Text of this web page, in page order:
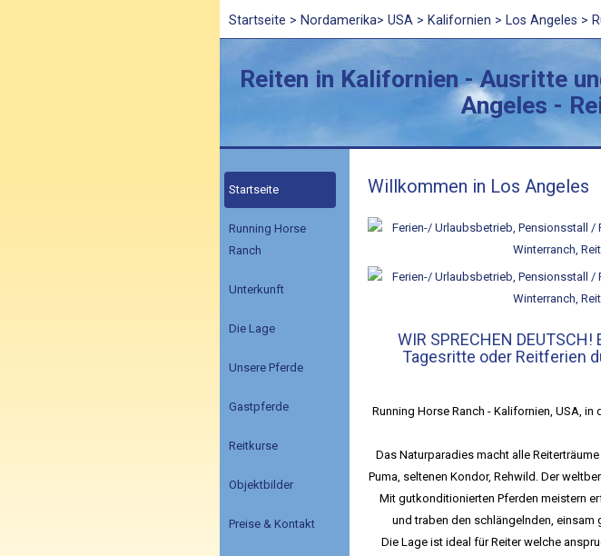
Startseite > Nordamerika> USA > Kalifornien > Los Angeles >
Reiten in Kalifornien - Ausritte
Angeles -
Startseite
Running Horse
Ranch
Unterkunft
Die Lage
Unsere Pferde
Gastpferde
Reitkurse
Objektbilder
Preise & Kontakt
Willkommen in Los Angeles
WIR SPRECHEN
Tagesritte oder Reitferien
Running Horse Ranch - Kalifornien, USA,
Das Naturparadies macht alle
Puma, seltenen Kondor, Rehwild. Der
Mit gutkonditionierten Pferden meistern
und traben den schlängelnden, einsam
Die Lage ist ideal für Reiter welche